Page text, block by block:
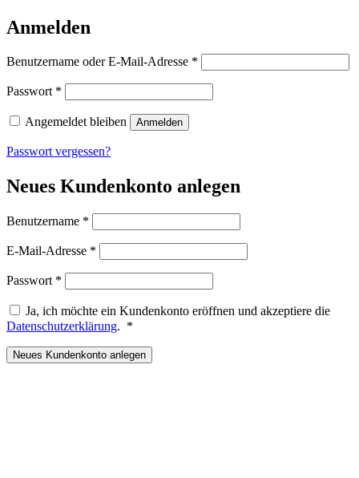
Anmelden
Benutzername oder E-Mail-Adresse *
Passwort *
Angemeldet bleiben Anmelden
Passwort vergessen?
Neues Kundenkonto anlegen
Benutzername *
E-Mail-Adresse *
Passwort *
Ja, ich möchte ein Kundenkonto eröffnen und akzeptiere die
Datenschutzerklärung. *
Neues Kundenkonto anlegen